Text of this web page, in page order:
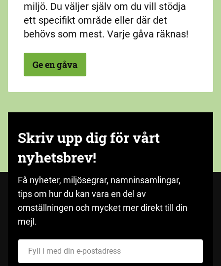
miljö. Du väljer själv om du vill stödja
ett specifikt område eller där det
behövs som mest. Varje gåva räknas!
Ge en gåva
Skriv upp dig för vårt
nyhetsbrev!
Få nyheter, miljösegrar, namninsamlingar,
tips om hur du kan vara en del av
omställningen och mycket mer direkt till din
mejl.